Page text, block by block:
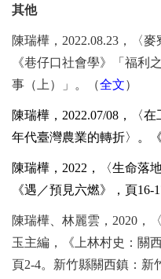
其他
陳瑞樺， 2022.08.23 ，〈
《巷仔口社會學》「福利
事（上）」。（全文）
陳瑞樺， 2022.07/08 ，〈
年代臺灣農業的轉折〉。《
陳瑞樺， 2022 ，〈生命落
《遇／預見六燃》，頁16-
陳瑞樺、林麗雲， 2020 ，
玉主編，《上林村史：關
頁2-4。新竹縣關西鎮：新